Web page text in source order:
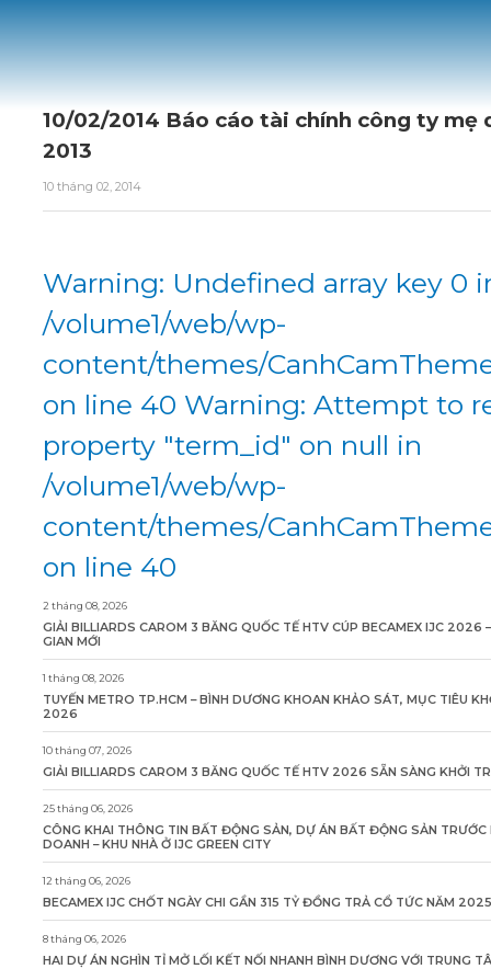
10/02/2014 Báo cáo tài chính công ty mẹ
2013
10 tháng 02, 2014
Warning: Undefined array key 0
/volume1/web/wp-
content/themes/
on line 40 Warning: Attempt to
property "term_id" on null in
/volume1/web/wp-
content/themes/
on line 40
2 tháng 08, 2026
GIẢI BILLIARDS CAROM 3 BĂNG QUỐC TẾ HTV CÚP BECAMEX IJC 2026
GIAN MỚI
1 tháng 08, 2026
TUYẾN METRO TP.HCM – BÌNH DƯƠNG KHOAN KHẢO SÁT, MỤC TIÊU
2026
10 tháng 07, 2026
GIẢI BILLIARDS CAROM 3 BĂNG QUỐC TẾ HTV 2026 SẴN SÀNG KHỞI
25 tháng 06, 2026
CÔNG KHAI THÔNG TIN BẤT ĐỘNG SẢN, DỰ ÁN BẤT ĐỘNG SẢN
DOANH – KHU NHÀ Ở IJC GREEN CITY
12 tháng 06, 2026
BECAMEX IJC CHỐT NGÀY CHI GẦN 315 TỶ ĐỒNG TRẢ CỔ TỨC NĂM 2025
8 tháng 06, 2026
HAI DỰ ÁN NGHÌN TỈ MỞ LỐI KẾT NỐI NHANH BÌNH DƯƠNG VỚI TRUNG